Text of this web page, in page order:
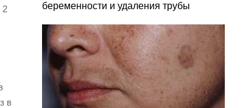
2
в
беременности и удаления трубы